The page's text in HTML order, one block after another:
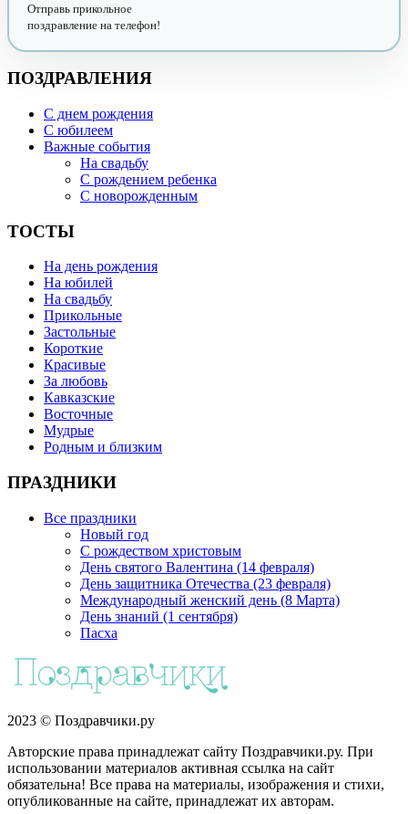
Отправь прикольное
поздравление на телефон!
ПОЗДРАВЛЕНИЯ
С днем рождения
С юбилеем
Важные события
На свадьбу
С рождением ребенка
С новорожденным
ТОСТЫ
На день рождения
На юбилей
На свадьбу
Прикольные
Застольные
Короткие
Красивые
За любовь
Кавказские
Восточные
Мудрые
Родным и близким
ПРАЗДНИКИ
Все праздники
Новый год
С рождеством христовым
День святого Валентина (14 февраля)
День защитника Отечества (23 февраля)
Международный женский день (8 Марта)
День знаний (1 сентября)
Пасха
2023 © Поздравчики.ру
Авторские права принадлежат сайту Поздравчики.ру. При
использовании материалов активная ссылка на сайт
обязательна! Все права на материалы, изображения и стихи,
опубликованные на сайте, принадлежат их авторам.